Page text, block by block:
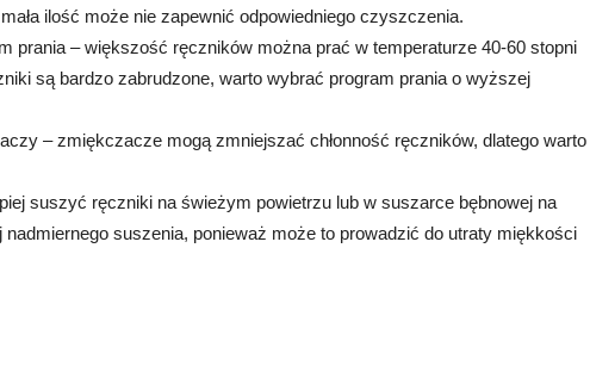
ilość może nie zapewnić odpowiedniego czyszczenia.
prania – większość ręczników można prać w temperaturze 40-60 stopni
są bardzo zabrudzone, warto wybrać program prania o wyższej
– zmiękczacze mogą zmniejszać chłonność ręczników, dlatego warto
suszyć ręczniki na świeżym powietrzu lub w suszarce bębnowej na
nadmiernego suszenia, ponieważ może to prowadzić do utraty miękkości